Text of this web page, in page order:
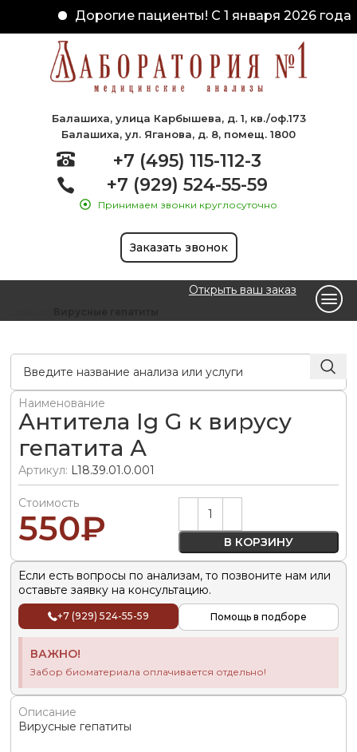
Дорогие пациенты! С 1 января 2026
Балашиха, улица Карбышева, д. 1, кв./оф.173
Балашиха, ул. Яганова, д. 8, помещ. 1800
+7 (495) 115-112-3
+7 (929) 524-55-59
Принимаем звонки круглосуточно
Заказать звонок
Открыть ваш заказ
Наименование
Антитела Ig G к вирусу
гепатита А
Артикул: L18.39.01.0.001
Стоимость
550₽ В КОРЗИНУ
Alternative:
Если есть вопросы по анализам, то позвоните нам или
оставьте заявку на консультацию.
+7 (929) 524-55-59 Помощь в подборе
ВАЖНО!
Забор биоматериала оплачивается отдельно!
Описание
Вирусные гепатиты